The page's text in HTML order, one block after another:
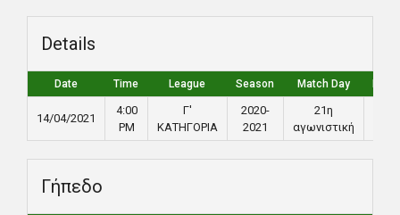
Details
Date Time League Season Match Day
14/04/2021
4:00
PM
Γ'
ΚΑΤΗΓΟΡΙΑ
2020-
2021
21η
αγωνιστική
Γήπεδο